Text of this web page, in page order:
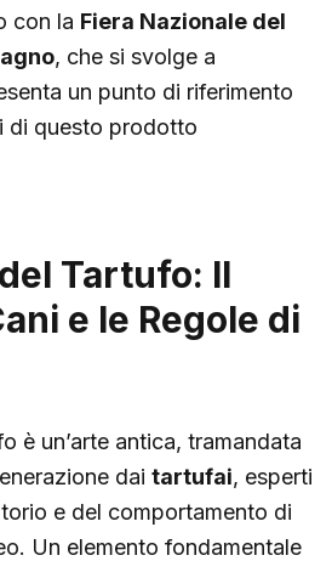
con la Fiera Nazionale del
, che si svolge a
un punto di riferimento
di questo prodotto
Tartufo: Il
e le Regole di
è un’arte antica, tramandata
dai tartufai, esperti
e del comportamento di
Un elemento fondamentale